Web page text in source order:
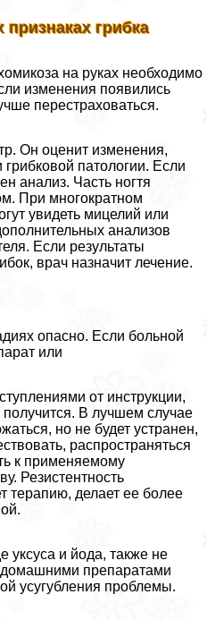
грибка
на руках необходимо
изменения появились
перестраховаться.
Он оценит изменения,
патологии. Если
анализ. Часть ногтя
При многократном
увидеть мицелий или
анализов
Если результаты
врач назначит лечение.
опасно. Если больной
или
от инструкции,
В лучшем случае
но не будет устранен,
распространяться
к применяемому
Резистентность
терапию, делает ее более
уксуса и йода, также не
домашними препаратами
усугубления проблемы.